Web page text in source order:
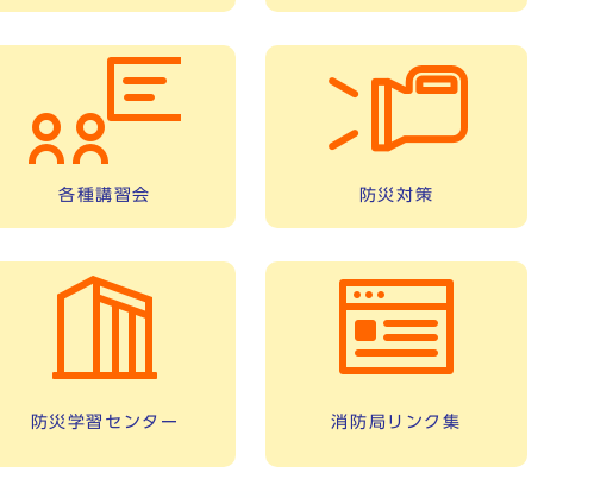
各種講習会 防災対策
防災学習センター 消防局リンク集